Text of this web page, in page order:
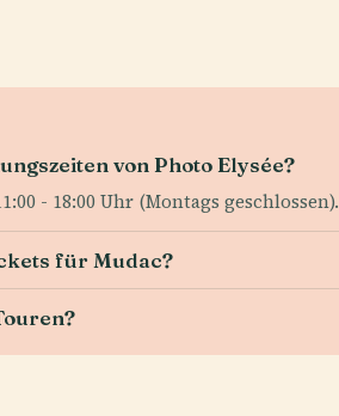
von Photo Elysée?
- 18:00 Uhr (Montags geschlossen).
für Mudac?